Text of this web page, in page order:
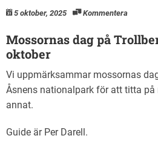
5 oktober, 2025 Kommentera
Mossornas dag på
oktober
Vi uppmärksammar mossornas
Åsnens nationalpark för att titta
annat.
Guide är Per Darell.